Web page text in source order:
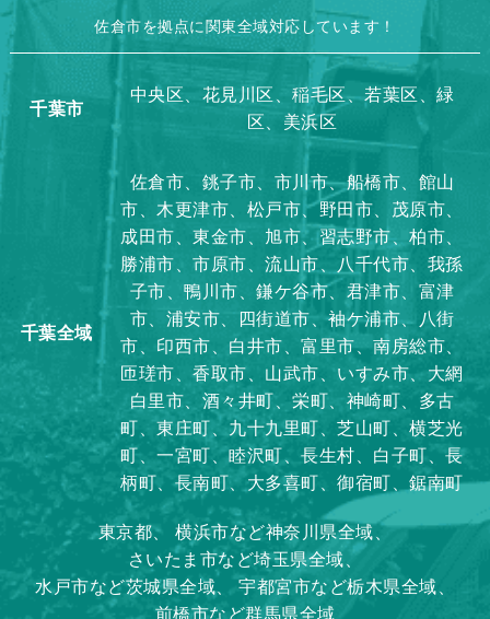
佐倉市を拠点に関東全域対応しています！
千葉市
中央区、花見川区、稲毛区、若葉区、緑
区、美浜区
千葉全域
佐倉市、銚子市、市川市、船橋市、館山
市、木更津市、松戸市、野田市、茂原市、
成田市、東金市、旭市、習志野市、柏市、
勝浦市、市原市、流山市、八千代市、我孫
子市、鴨川市、鎌ケ谷市、君津市、富津
市、浦安市、四街道市、袖ケ浦市、八街
市、印西市、白井市、富里市、南房総市、
匝瑳市、香取市、山武市、いすみ市、大網
白里市、酒々井町、栄町、神崎町、多古
町、東庄町、九十九里町、芝山町、横芝光
町、一宮町、睦沢町、長生村、白子町、長
柄町、長南町、大多喜町、御宿町、鋸南町
東京都、
横浜市など神奈川県全域、
さいたま市など埼玉県全域、
水戸市など茨城県全域、
宇都宮市など栃木県全域、
前橋市など群馬県全域